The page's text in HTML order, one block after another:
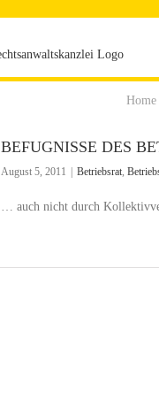
Home
BEFUGNISSE DES
August 5, 2011 Betriebsrat,
… auch nicht durch